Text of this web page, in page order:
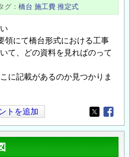
グ 橋台 施工費 推定式
領にて橋台形式における工事
て、どの資料を見ればのって
に記載があるのか見つかりま
トを追加
Opens in